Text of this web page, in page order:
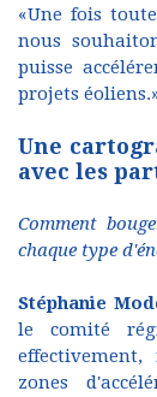
«Une fois
nous
puisse
projets
Une
avec les
Comment
chaque type
Stéphanie
le comité
zones